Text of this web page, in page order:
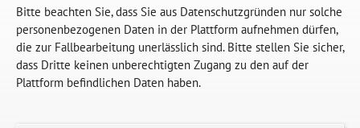
Bitte beachten Sie, dass Sie aus Datenschutzgründen nur solche
personenbezogenen Daten in der Plattform aufnehmen dürfen,
die zur Fallbearbeitung unerlässlich sind. Bitte stellen Sie sicher,
dass Dritte keinen unberechtigten Zugang zu den auf der
Plattform befindlichen Daten haben.